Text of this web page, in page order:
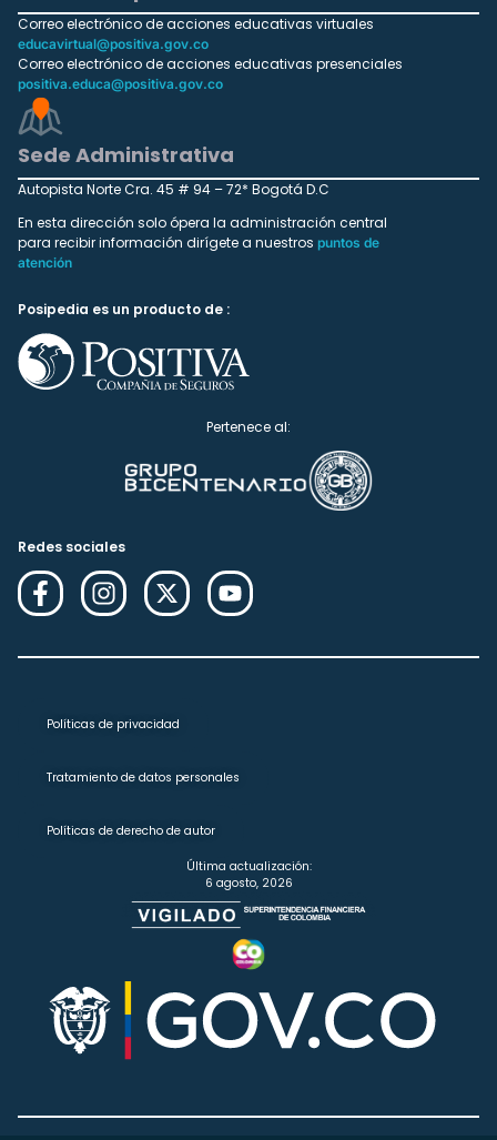
Correo electrónico de acciones educativas virtuales
educavirtual@positiva.gov.co
Correo electrónico de acciones educativas presenciales
positiva.educa@positiva.gov.co
Sede Administrativa
Autopista Norte Cra. 45 # 94 – 72* Bogotá D.C
En esta dirección solo ópera la administración central
para recibir información dirígete a nuestros puntos de
atención
Posipedia es un producto de :
Pertenece al:
Redes sociales
Políticas de privacidad
Tratamiento de datos personales
Políticas de derecho de autor
Última actualización:
6 agosto, 2026